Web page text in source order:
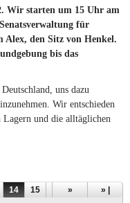
Wir starten um 15 Uhr am
für
Alex, den Sitz von Henkel.
bis das
uns dazu
Wir entschieden
Lagern und die alltäglichen
14 15
18
» » |